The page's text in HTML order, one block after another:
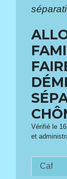
Vérifié le
et
Caf